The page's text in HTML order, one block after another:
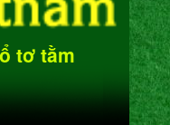
tơ tằm